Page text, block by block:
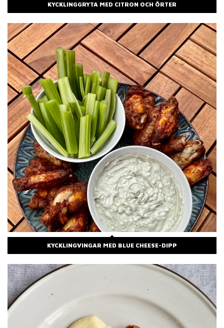
KYCKLINGGRYTA MED CITRON OCH ÖRTER
KYCKLINGVINGAR MED BLUE CHEESE-DIPP